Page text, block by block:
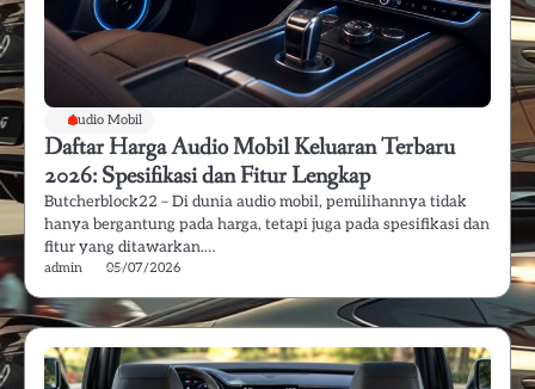
Audio Mobil
Daftar Harga Audio Mobil Keluaran Terbaru
2026: Spesifikasi dan Fitur Lengkap
Butcherblock22 – Di dunia audio mobil, pemilihannya tidak
hanya bergantung pada harga, tetapi juga pada spesifikasi dan
fitur yang ditawarkan.…
admin 05/07/2026